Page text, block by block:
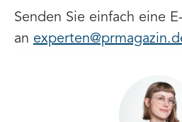
Senden Sie einfach eine
an